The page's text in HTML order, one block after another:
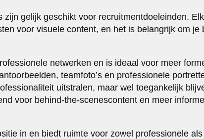
zijn gelijk geschikt voor recruitmentdoeleinden.
voor visuele content, en het is belangrijk om je
netwerken en is ideaal voor meer
teamfoto’s en professionele
uitstralen, maar wel toegankelijk
voor behind-the-scenescontent en meer
in en biedt ruimte voor zowel professionele